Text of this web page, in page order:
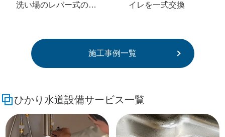
洗い場のレバー式の蛇
イレを一式交換
施工事例一覧
ひかり水道設備サービス一覧